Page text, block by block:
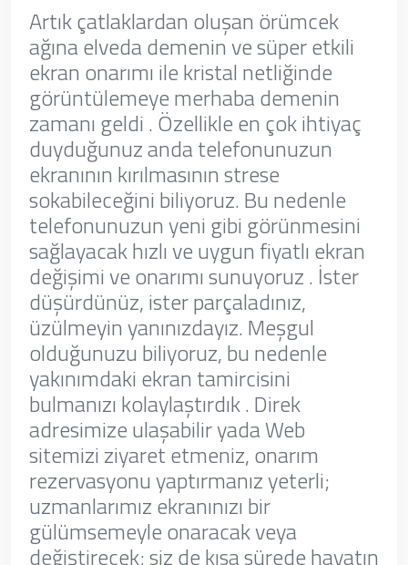
Artık çatlaklardan oluşan örümcek
ağına elveda demenin ve süper etkili
ekran onarımı ile kristal netliğinde
görüntülemeye merhaba demenin
zamanı geldi . Özellikle en çok ihtiyaç
duyduğunuz anda telefonunuzun
ekranının kırılmasının strese
sokabileceğini biliyoruz. Bu nedenle
telefonunuzun yeni gibi görünmesini
sağlayacak hızlı ve uygun fiyatlı ekran
değişimi ve onarımı sunuyoruz . İster
düşürdünüz, ister parçaladınız,
üzülmeyin yanınızdayız. Meşgul
olduğunuzu biliyoruz, bu nedenle
yakınımdaki ekran tamircisini
bulmanızı kolaylaştırdık . Direk
adresimize ulaşabilir yada Web
sitemizi ziyaret etmeniz, onarım
rezervasyonu yaptırmanız yeterli;
uzmanlarımız ekranınızı bir
gülümsemeyle onaracak veya
değiştirecek; siz de kısa sürede hayatın